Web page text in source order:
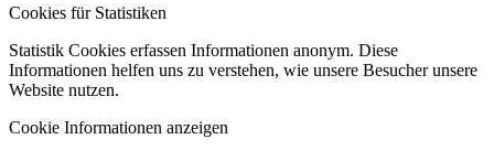
Cookies für Statistiken
Statistik Cookies erfassen Informationen anonym. Diese
Informationen helfen uns zu verstehen, wie unsere Besucher unsere
Website nutzen.
Cookie Informationen anzeigen